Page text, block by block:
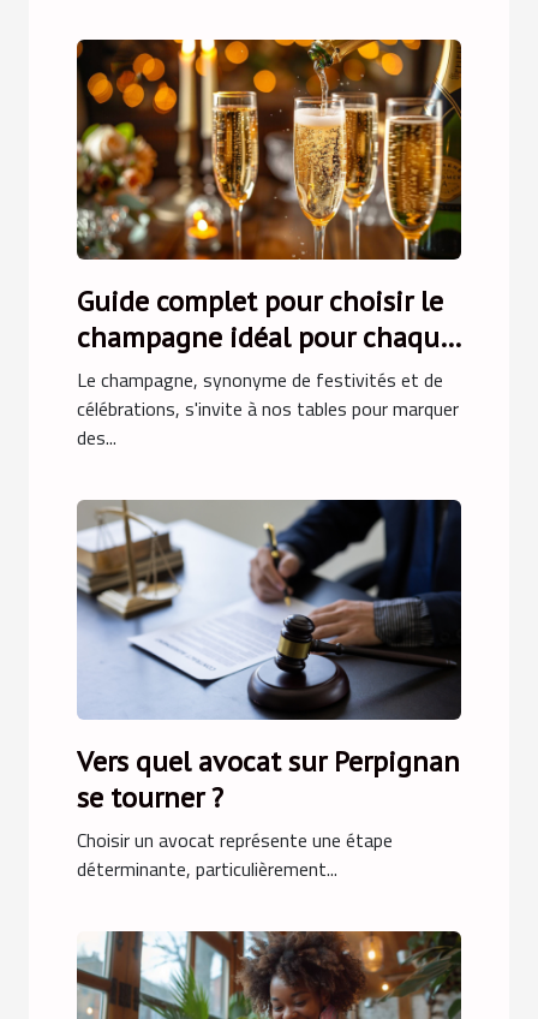
Guide complet pour choisir le
champagne idéal pour chaque
occasion
Le champagne, synonyme de festivités et de
célébrations, s'invite à nos tables pour marquer
des...
Vers quel avocat sur Perpignan
se tourner ?
Choisir un avocat représente une étape
déterminante, particulièrement...